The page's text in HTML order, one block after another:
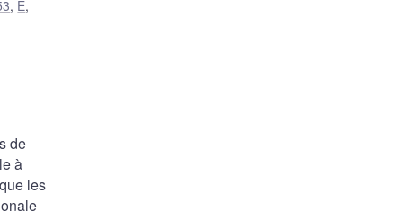
, E,
de
à
les